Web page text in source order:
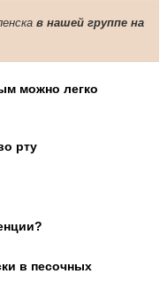
в нашей группе на
можно легко
рту
в песочных